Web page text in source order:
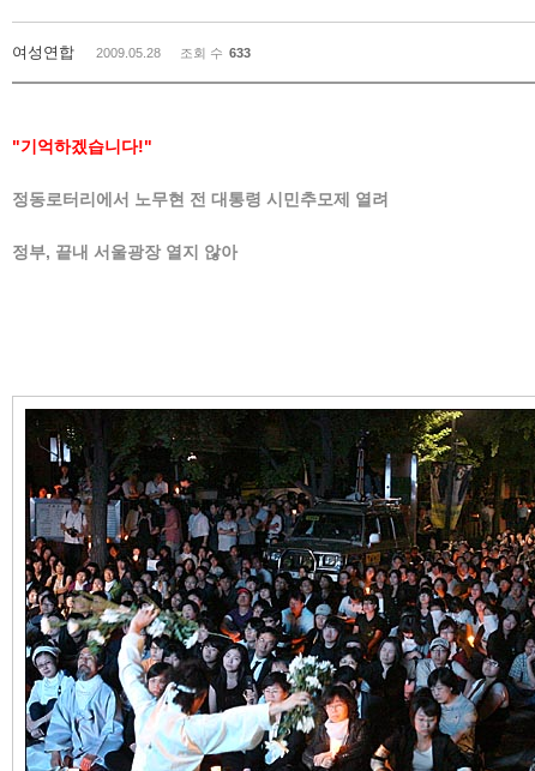
여성연합 2009.05.28 조회 수 633
"기억하겠습니다!"
정동로터리에서 노무현 전 대통령 시민추모제 열려
정부, 끝내 서울광장 열지 않아